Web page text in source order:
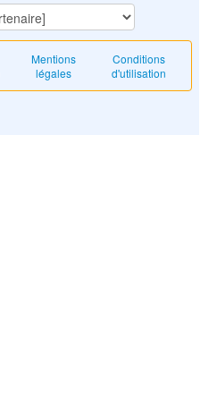
Mentions
légales
Conditions
d'utilisation